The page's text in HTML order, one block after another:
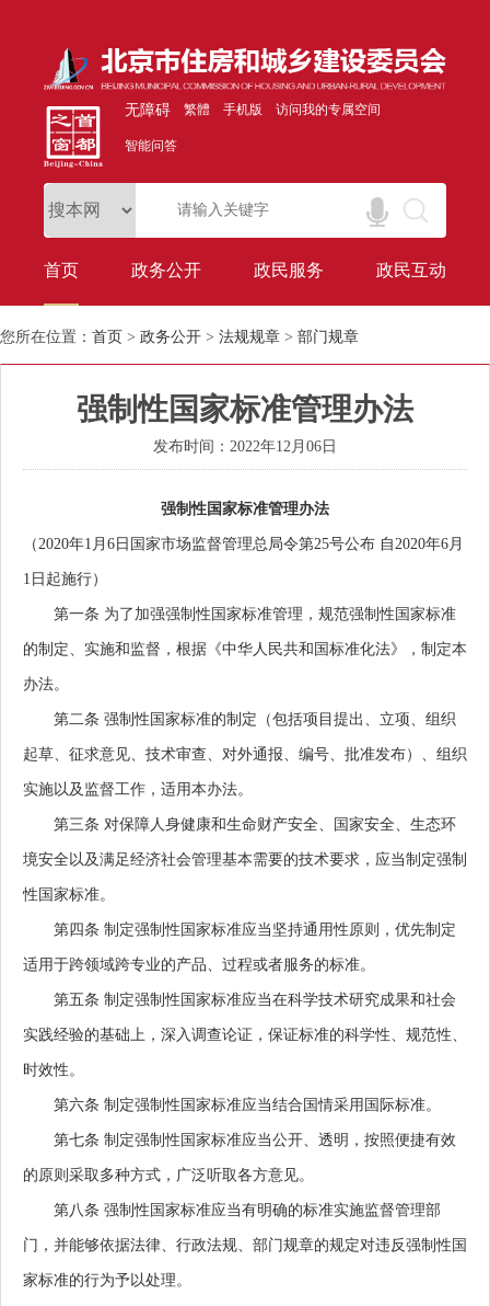
无障碍 繁體 手机版 访问我的专属空间
智能问答
首页 政务公开 政民服务 政民互动
您所在位置： 首页 > 政务公开 > 法规规章 > 部门规章
强制性国家标准管理办法
发布时间：2022年12月06日
强制性国家标准管理办法
（2020年1月6日国家市场监督管理总局令第25号公布 自2020年6月
1日起施行）
第一条 为了加强强制性国家标准管理，规范强制性国家标准
的制定、实施和监督，根据《中华人民共和国标准化法》，制定本
办法。
第二条 强制性国家标准的制定（包括项目提出、立项、组织
起草、征求意见、技术审查、对外通报、编号、批准发布）、组织
实施以及监督工作，适用本办法。
第三条 对保障人身健康和生命财产安全、国家安全、生态环
境安全以及满足经济社会管理基本需要的技术要求，应当制定强制
性国家标准。
第四条 制定强制性国家标准应当坚持通用性原则，优先制定
适用于跨领域跨专业的产品、过程或者服务的标准。
第五条 制定强制性国家标准应当在科学技术研究成果和社会
实践经验的基础上，深入调查论证，保证标准的科学性、规范性、
时效性。
第六条 制定强制性国家标准应当结合国情采用国际标准。
第七条 制定强制性国家标准应当公开、透明，按照便捷有效
的原则采取多种方式，广泛听取各方意见。
第八条 强制性国家标准应当有明确的标准实施监督管理部
门，并能够依据法律、行政法规、部门规章的规定对违反强制性国
家标准的行为予以处理。